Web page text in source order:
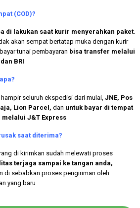
(COD)?
di lakukan saat kurir menyerahkan paket.
akan sempat bertatap muka dengan kurir
tunai pembayaran bisa transfer melalui
BRI
seluruh ekspedisi dari mulai, JNE, Pos
Lion Parcel, dan untuk bayar di tempat
melalui J&T Express
saat diterima?
di kirimkan sudah melewati proses
terjaga sampai ke tangan anda,
di sebabkan proses pengiriman oleh
yang baru